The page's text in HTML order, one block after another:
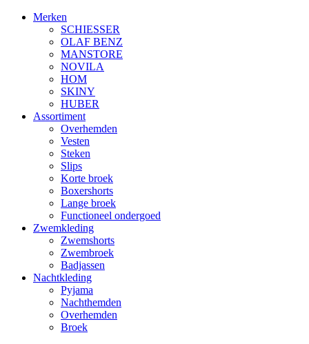
Merken
SCHIESSER
OLAF BENZ
MANSTORE
NOVILA
HOM
SKINY
HUBER
Assortiment
Overhemden
Vesten
Steken
Slips
Korte broek
Boxershorts
Lange broek
Functioneel ondergoed
Zwemkleding
Zwemshorts
Zwembroek
Badjassen
Nachtkleding
Pyjama
Nachthemden
Overhemden
Broek